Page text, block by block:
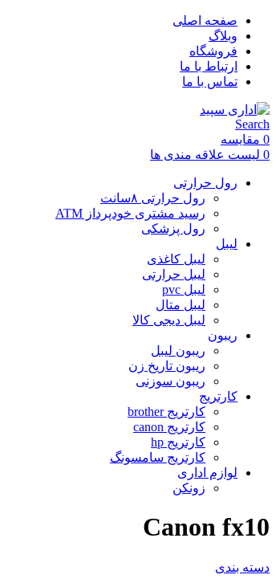
صفحه اصلی
وبلاگ
فروشگاه
ارتباط با ما
تماس با ما
Search
0 مقایسه
0 لیست علاقه مندی ها
رول حرارتی
رول حرارتی ۸سانت
رسید مشتری خودپرداز ATM
رول پزشکی
لیبل
لیبل کاغذی
لیبل حرارتی
لیبل pvc
لیبل متال
لیبل دیجی کالا
ریبون
ریبون لیبل
ریبون تاریخ زن
ریبون سوزنی
کارتریج
کارتریج brother
کارتریج canon
کارتریج hp
کارتریج سامسونگ
لوازم اداری
زونکن
Canon fx10
دسته بندی